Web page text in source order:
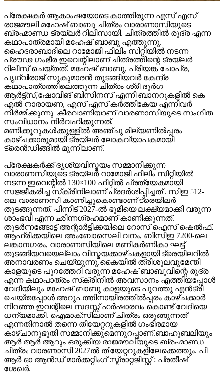
പ്രേക്ഷകർ ആകാംഷയോടെ കാത്തിരുന്ന എസ് എസ്
രാജമൗലി മഹേഷ് ബാബു ചിത്രം വാരാണാസിയുടെ
ബ്രഹ്മാണ്ഡ ട്രയ്ലർ റിലീസായി. ചിത്രത്തിൽ രുദ്ര എന്ന
കഥാപാത്രമായി മഹേഷ് ബാബു എത്തുന്നു.
ഹൈദരാബാദിലെ റാമോജി ഫിലിം സിറ്റിയിൽ നടന്ന
പ്രൗഢ ഗംഭീര ഇവെന്റിലാണ് ചിത്രത്തിന്റെ ട്രയ്ലർ
റിലീസ് ചെയ്തത്. മഹേഷ് ബാബു, പ്രിയങ്ക ചോപ്ര,
പൃഥ്വിരാജ് സുകുമാരൻ തുടങ്ങിയവർ കേന്ദ്ര
കഥാപാത്രത്തിലെത്തുന്ന ചിത്രം ശ്രീ ദുർഗ
ആർട്ട്സ്,ഷോവിങ് ബിസിനസ് എന്നീ ബാനറുകളിൽ കെ
എൽ നാരായണ, എസ് എസ് കർത്തികേയ എന്നിവർ
നിർമ്മിക്കുന്നു. കീരവാണിയാണ് വാരണാസിയുടെ സംഗീത
സംവിധാനം നിർവഹിക്കുന്നത്.
മണിക്കൂറുകൾക്കുള്ളിൽ അഞ്ചു മില്യണിൽപ്പരം
കാഴ്ചക്കാരുമായി ട്രയ്ലർ ലോകവ്യാപകമായി
ട്രെൻഡിങ്ങിൽ മുന്നിലാണ്.
പ്രേക്ഷകർക്ക് ദൃശ്യവിസ്മയം സമ്മാനിക്കുന്ന
വാരാണസിയുടെ ട്രയ്ലർ റാമോജി ഫിലിം സിറ്റിയിൽ
നടന്ന ഇവെന്റിൽ 130×100 ഫീറ്റിൽ പ്രത്യേകമായി
സജ്ജീകരിച്ച സ്‌ക്രീനിലാണ് പ്രദർശിപ്പിച്ചത് . സിഇ 512-
ലെ വാരാണസി കാണിച്ചുകൊണ്ടാണ് ട്രെയിലര്‍
തുടങ്ങുന്നത്. പിന്നീട് 2027-ല്‍ ഭൂമിയെ ലക്ഷ്യമാക്കി വരുന്ന
ശാംഭവി എന്ന ഛിന്നഗ്രഹമാണ് കാണിക്കുന്നത്.
തുടര്‍ന്നങ്ങോട്ട് അന്റാര്‍ട്ടിക്കയിലെ റോസ് ഐസ് ഷെല്‍ഫ്,
ആഫ്രിക്കയിലെ അംബോസെലി വനം, ബിസിഇ 7200-ലെ
ലങ്കാനഗരം, വാരാണസിയിലെ മണികര്‍ണികാ ഘട്ട്
തുടങ്ങിയവയെല്ലാം വിസ്മയക്കാഴ്ചകളായി ട്രെയിലറില്‍
അനാവരണം ചെയ്യുന്നു.കൈയില്‍ ത്രിശൂലവുമേന്തി
കാളയുടെ പുറത്തേറി വരുന്ന മഹേഷ് ബാബുവിന്റെ രുദ്ര
എന്ന കഥാപാത്രം സ്‌ക്രീനിൽ അവസാനം എത്തിയപ്പോൾ
വേദിയിലും മഹേഷ് ബാബു കാളയുടെ പുറത്തു എൻട്രി
ചെയ്തപ്പോൾ അറുപത്തിനായിരത്തിൽപ്പരം കാഴ്ചക്കാർ
നിറഞ്ഞ ഇവന്റിലെ സദസ്സ് ഹർഷാരവം കൊണ്ട് വേദിയെ
ധന്യമാക്കി. ഐമാക്‌സിലാണ് ചിത്രം ഒരുങ്ങുന്നത്
എന്നതിനാല്‍ തന്നെ തിയേറ്ററുകളില്‍ ഗംഭീരമായ
കാഴ്ചാനുഭൂതി സമ്മാനിക്കുമെന്നുറപ്പാണ്.ബാഹുബലിയും
ആർ ആർ ആറും ഒരുക്കിയ രാജമൗലിയുടെ ബ്രഹ്മാണ്ഡ
ചിത്രം വാരണാസി 2027ൽ തിയേറ്ററുകളിലേക്കെത്തും. പി
ആർ ഓ ആൻഡ് മാർക്കറ്റിംഗ് സ്ട്രാറ്റജിസ്റ്റ് : പ്രതീഷ്
ശേഖർ.